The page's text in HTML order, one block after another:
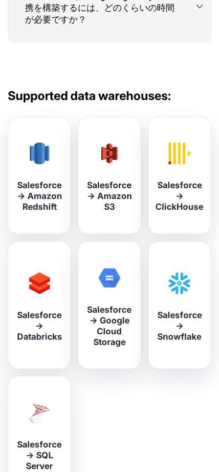
携を構築するには、どのくらいの時間
が必要ですか？
Supported data warehouses:
Salesforce
→ Amazon
Redshift
Salesforce
→ Amazon
S3
Salesforce
→
ClickHouse
Salesforce
→
Databricks
Salesforce
→ Google
Cloud
Storage
Salesforce
→
Snowflake
Salesforce
→ SQL
Server